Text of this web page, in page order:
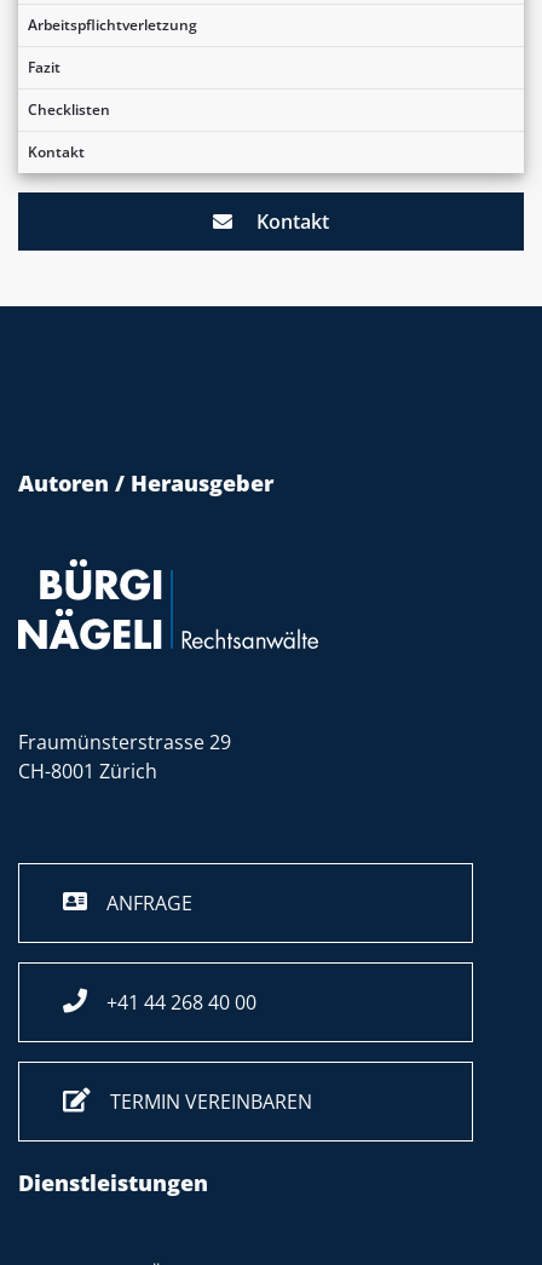
Arbeitspflichtverletzung
Fazit
Checklisten
Kontakt
Kontakt
Autoren / Herausgeber
Fraumünsterstrasse 29
CH-8001 Zürich
ANFRAGE
+41 44 268 40 00
TERMIN VEREINBAREN
Dienstleistungen